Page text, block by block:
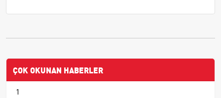
ÇOK OKUNAN HABERLER
1